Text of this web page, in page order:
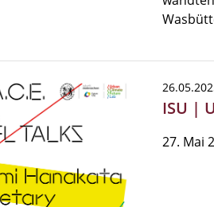
ISU |
27. Mai